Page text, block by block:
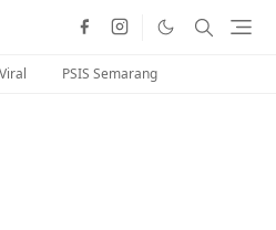
PSIS Semarang